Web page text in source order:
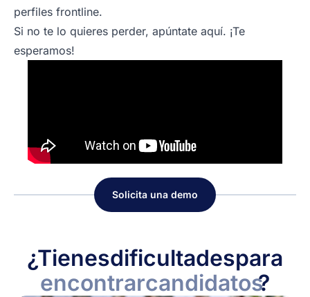
perfiles frontline.
Si no te lo quieres perder, apúntate aquí. ¡Te
esperamos!
Solicita una demo
¿Tienesdificultadespara
encontrarcandidatos?